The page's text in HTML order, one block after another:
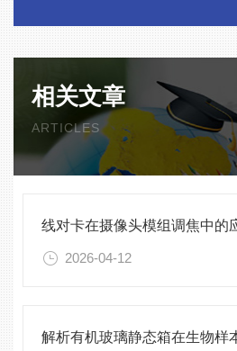
相关文章
ARTICLES
2026-04-12